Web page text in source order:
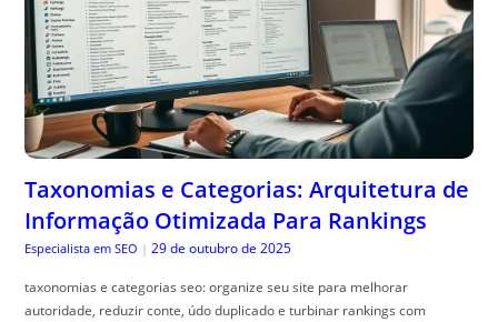
Taxonomias e Categorias: Arquitetura de
Informação Otimizada Para Rankings
Especialista em SEO | 29 de outubro de 2025
taxonomias e categorias seo: organize seu site para melhorar
autoridade, reduzir conte, údo duplicado e turbinar rankings com